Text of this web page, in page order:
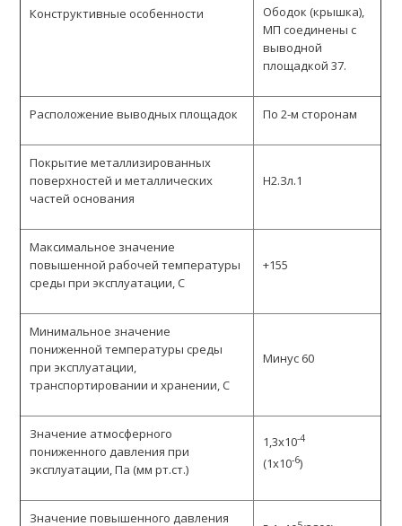
Конструктивные особенности
Ободок (крышка),
МП соединены с
выводной
площадкой 37.
Расположение выводных площадок По 2-м сторонам
Покрытие металлизированных
поверхностей и металлических
частей основания
Н2.Зл.1
Максимальное значение
повышенной рабочей температуры
среды при эксплуатации, С
+155
Минимальное значение
пониженной температуры среды
при эксплуатации,
транспортировании и хранении, С
Минус 60
Значение атмосферного
пониженного давления при
эксплуатации, Па (мм рт.ст.)
1,3х10-4
(1х10-6)
Значение повышенного давления